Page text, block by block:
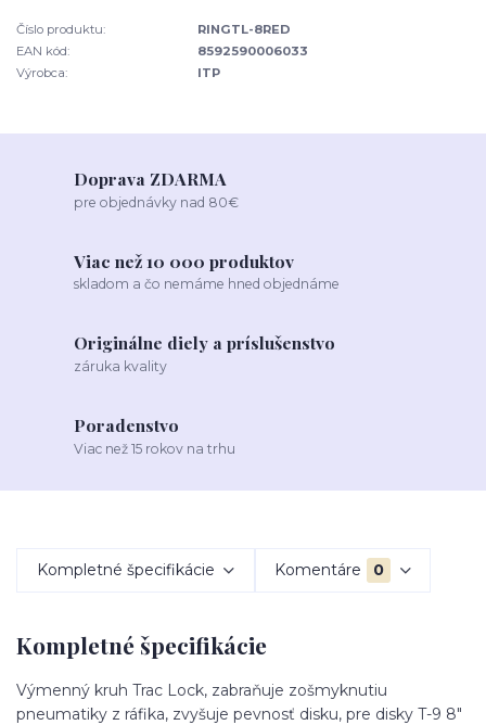
Číslo produktu:
RINGTL-8RED
EAN kód:
8592590006033
Výrobca:
ITP
Doprava ZDARMA
pre objednávky nad 80€
Viac než 10 000 produktov
skladom a čo nemáme hned objednáme
Originálne diely a príslušenstvo
záruka kvality
Poradenstvo
Viac než 15 rokov na trhu
Kompletné špecifikácie Komentáre 0
Kompletné špecifikácie
Výmenný kruh Trac Lock, zabraňuje zošmyknutiu
pneumatiky z ráfika, zvyšuje pevnosť disku, pre disky T-9 8"